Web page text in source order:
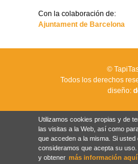
Con la colaboración de:
Ajuntament de Barcelona
©
Todos los derechos
diseño:
Utilizamos cookies propias y de
las visitas a la Web, así como
que acceden a la misma. Si usted
consideramos que acepta su
y obtener más información aquí